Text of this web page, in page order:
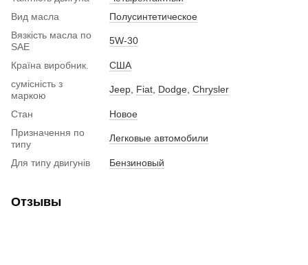
Вид масла
Полусинтетическое
Вязкість масла по
SAE
5W-30
Країна виробник.
США
сумісність з
маркою
Jeep, Fiat, Dodge, Chrysler
Стан
Новое
Призначення по
типу
Легковые автомобили
Для типу двигунів Бензиновый
Отзывы